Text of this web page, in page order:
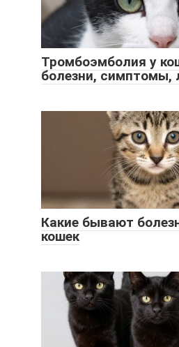
Тромбоэмболия у
болезни, симптомы,
Какие бывают
кошек